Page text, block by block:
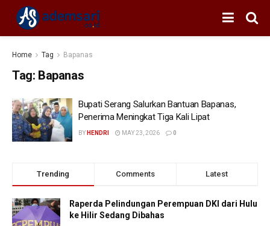
Home Tag Bapanas
Tag: Bapanas
Bupati Serang Salurkan Bantuan Bapanas,
Penerima Meningkat Tiga Kali Lipat
BY HENDRI MAY 23, 2026 0
Trending Comments Latest
Raperda Pelindungan Perempuan DKI dari Hulu
ke Hilir Sedang Dibahas